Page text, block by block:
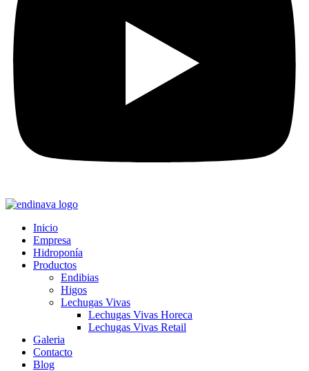
Inicio
Empresa
Hidroponía
Productos
Endibias
Higos
Lechugas Vivas
Lechugas Vivas Horeca
Lechugas Vivas Retail
Galeria
Contacto
Blog